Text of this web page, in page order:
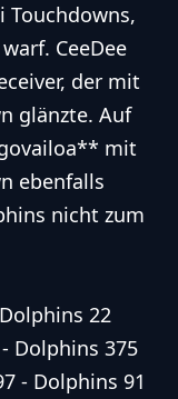
Touchdowns,
CeeDee
der mit
glänzte. Auf
mit
ebenfalls
nicht zum
22
Dolphins 375
- Dolphins 91